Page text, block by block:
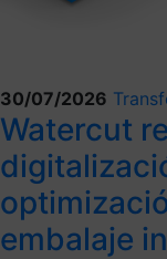
30/07/2026
Watercut
embalaje